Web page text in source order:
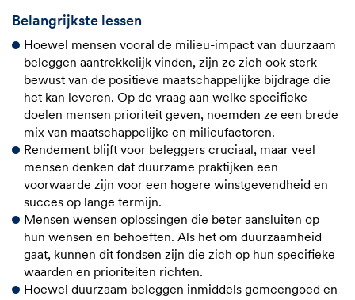
Belangrijkste lessen
Hoewel mensen vooral de milieu-impact van duurzaam
beleggen aantrekkelijk vinden, zijn ze zich ook sterk
bewust van de positieve maatschappelijke bijdrage die
het kan leveren. Op de vraag aan welke specifieke
doelen mensen prioriteit geven, noemden ze een brede
mix van maatschappelijke en milieufactoren.
Rendement blijft voor beleggers cruciaal, maar veel
mensen denken dat duurzame praktijken een
voorwaarde zijn voor een hogere winstgevendheid en
succes op lange termijn.
Mensen wensen oplossingen die beter aansluiten op
hun wensen en behoeften. Als het om duurzaamheid
gaat, kunnen dit fondsen zijn die zich op hun specifieke
waarden en prioriteiten richten.
Hoewel duurzaam beleggen inmiddels gemeengoed en